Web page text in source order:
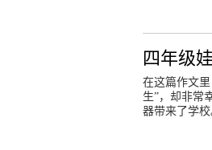
四年级
在这篇作文
生”，却非常
器带来了学校